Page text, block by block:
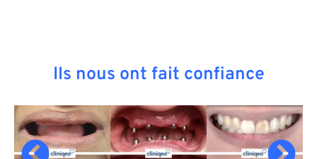
Ils nous ont fait confiance